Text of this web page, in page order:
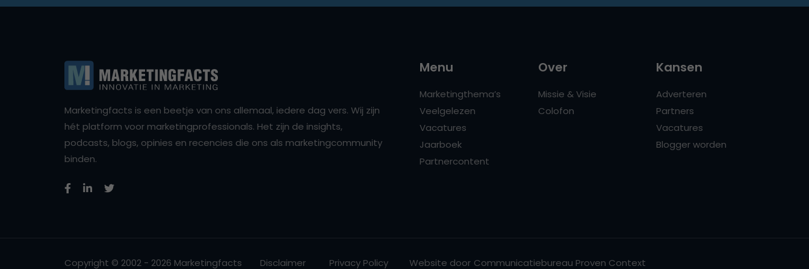
Marketingfacts is een beetje van ons allemaal, iedere dag vers. Wij zijn
hét platform voor marketingprofessionals. Het zijn de insights,
podcasts, blogs, opinies en recencies die ons als marketingcommunity
binden.
Menu
Marketingthema’s
Veelgelezen
Vacatures
Jaarboek
Partnercontent
Over
Missie & Visie
Colofon
Kansen
Adverteren
Partners
Vacatures
Blogger worden
Copyright © 2002 - 2026 Marketingfacts Disclaimer Privacy Policy Website door Communicatiebureau Proven Context